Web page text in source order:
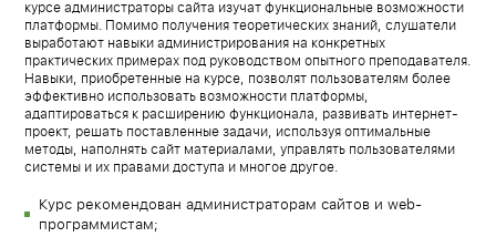
курсе администраторы сайта изучат функциональные возможности
платформы. Помимо получения теоретических знаний, слушатели
выработают навыки администрирования на конкретных
практических примерах под руководством опытного преподавателя.
Навыки, приобретенные на курсе, позволят пользователям более
эффективно использовать возможности платформы,
адаптироваться к расширению функционала, развивать интернет-
проект, решать поставленные задачи, используя оптимальные
методы, наполнять сайт материалами, управлять пользователями
системы и их правами доступа и многое другое.
Курс рекомендован администраторам сайтов и web-
программистам;